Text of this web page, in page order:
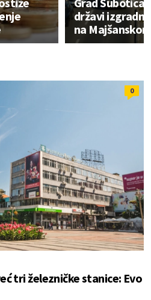
državi
na
0
tri železničke stanice: Evo